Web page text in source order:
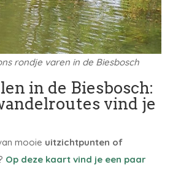
rondje varen in de Biesbosch
in de Biesbosch:
vind je
mooie uitzichtpunten of
Op deze kaart vind je een paar